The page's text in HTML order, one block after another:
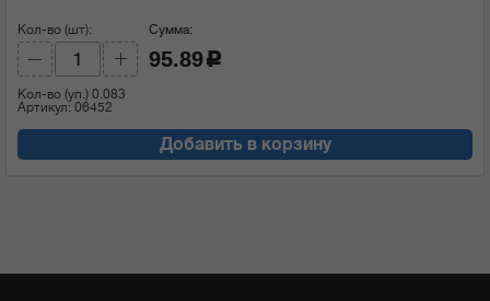
Кол-во (шт):
Кол-во (уп.) 0.083
Артикул: 06452
Сумма:
95.89 c
Добавить в корзину